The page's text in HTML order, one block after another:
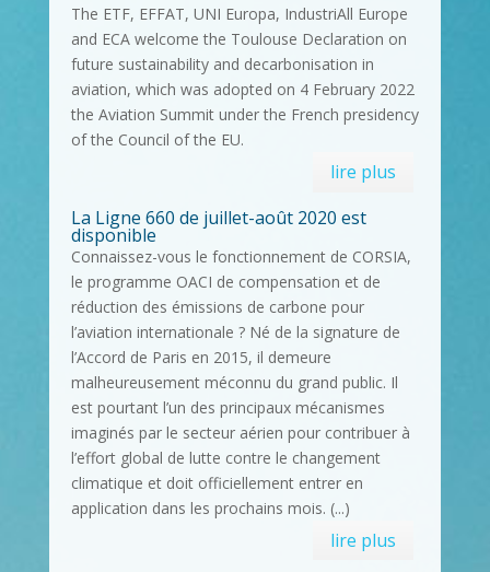
The ETF, EFFAT, UNI Europa, IndustriAll Europe
and ECA welcome the Toulouse Declaration on
future sustainability and decarbonisation in
aviation, which was adopted on 4 February 2022
the Aviation Summit under the French presidency
of the Council of the EU.
lire plus
La Ligne 660 de juillet-août 2020 est
disponible
Connaissez-vous le fonctionnement de CORSIA,
le programme OACI de compensation et de
réduction des émissions de carbone pour
l’aviation internationale ? Né de la signature de
l’Accord de Paris en 2015, il demeure
malheureusement méconnu du grand public. Il
est pourtant l’un des principaux mécanismes
imaginés par le secteur aérien pour contribuer à
l’effort global de lutte contre le changement
climatique et doit officiellement entrer en
application dans les prochains mois. (...)
lire plus